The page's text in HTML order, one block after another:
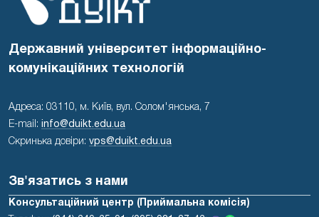
Державний університет інформаційно-
комунікаційних технологій
Адреса: 03110, м. Київ, вул. Солом'янська, 7
E-mail:
info@duikt.edu.ua
Скринька довіри: vps@duikt.edu.ua
Зв'язатись з нами
Консультаційний центр (Приймальна комісія)